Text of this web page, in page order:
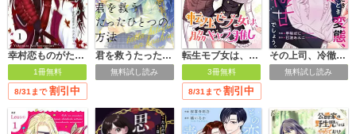
幸村恋ものがたり～赤色恋愛クロニクル～
1冊無料
8/31まで 割引中
君を救うたったひとつの方法
無料試し読み
転生モブ女は、脇キャラ推し
3冊無料
8/31まで 割引中
その上司、冷徹ときどき変態、ところにより極甘でしょう。
無料試し読み